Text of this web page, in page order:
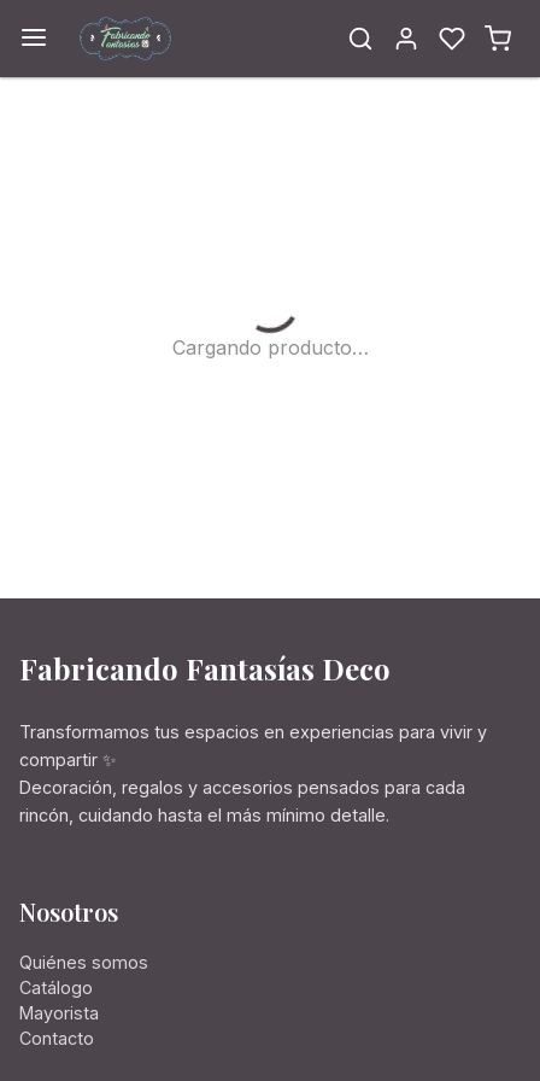
Cargando...
Cargando producto…
Fabricando Fantasías Deco
Transformamos tus espacios en experiencias para vivir y
compartir ✨
Decoración, regalos y accesorios pensados para cada
rincón, cuidando hasta el más mínimo detalle.
Nosotros
Quiénes somos
Catálogo
Mayorista
Contacto